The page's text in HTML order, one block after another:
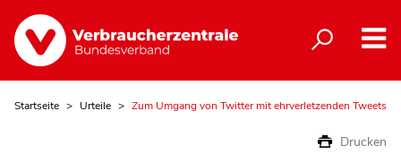
Startseite Urteile Zum Umgang von Twitter mit ehrverletzenden Tweets
Drucken